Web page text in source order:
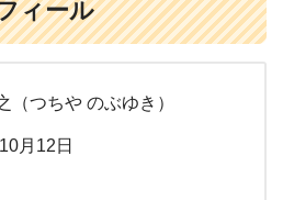
ィール
つちや のぶゆき）
月12日